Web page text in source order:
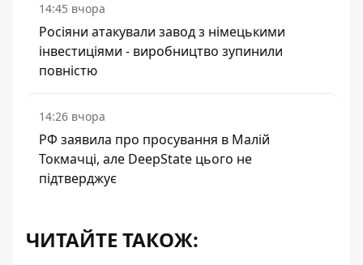
14:45 вчора
Росіяни атакували завод з німецькими
інвестиціями - виробництво зупинили
повністю
14:26 вчора
РФ заявила про просування в Малій
Токмачці, але DeepState цього не
підтверджує
ЧИТАЙТЕ ТАКОЖ: